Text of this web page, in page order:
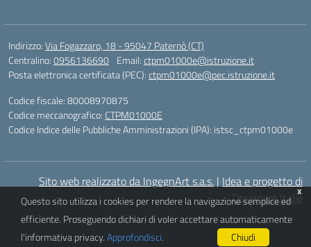
Indirizzo:Via Fogazzaro, 18 - 95047 Paternò (CT)
Centralino:0956136690 Email:ctpm01000e@istruzione.it
Posta elettronica certificata (PEC):ctpm01000e@pec.istruzione.it
Codice fiscale: 80008970875
Codice meccanografico: CTPM01000E
Codice Indice delle Pubbliche Amministrazioni (IPA): istsc_ctpm01000e
Sito web realizzato da IngegnArt s.a.s. | Idea e progetto di
Designers Italia
x
Questo sito utilizza i cookies per rendere la navigazione semplice ed
efficiente. Proseguendo dichiari di voler accettare automaticamente
l'informativa privacy.Approfondisci. Chiudi